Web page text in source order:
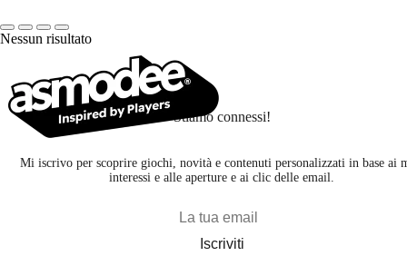
Nessun risultato
Stiamo connessi!
Mi iscrivo per scoprire giochi, novità e contenuti personalizzati in base ai
interessi e alle aperture e ai clic delle email.
Iscriviti